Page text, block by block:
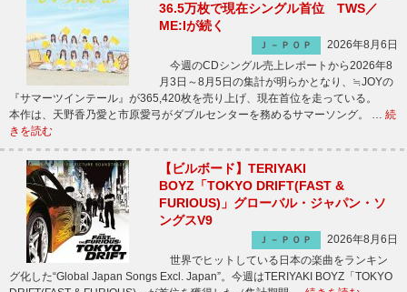
36.5万枚で現在シングル首位 TWS／
ME:Iが続く
Ｊ－ＰＯＰ
2026年8月6日
今週のCDシングル売上レポートから2026年8
月3日～8月5日の集計が明らかとなり、≒JOYの
『サマーツインテール』が365,420枚を売り上げ、現在首位を走っている。
本作は、天野香乃愛と市原愛弓がダブルセンターを務めるサマーソング。 … 続
きを読む
【ビルボード】TERIYAKI
BOYZ「TOKYO DRIFT(FAST &
FURIOUS)」グローバル・ジャパン・ソ
ングスV9
Ｊ－ＰＯＰ
2026年8月6日
世界でヒットしている日本の楽曲をランキン
グ化した“Global Japan Songs Excl. Japan”。今週はTERIYAKI BOYZ「TOKYO